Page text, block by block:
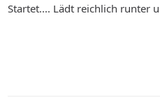
Startet.... Lädt reichlich runter